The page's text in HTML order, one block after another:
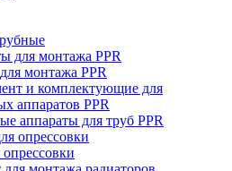
монтажа PPR
и комплектующие для
аппаратов PPR
аппараты для труб PPR